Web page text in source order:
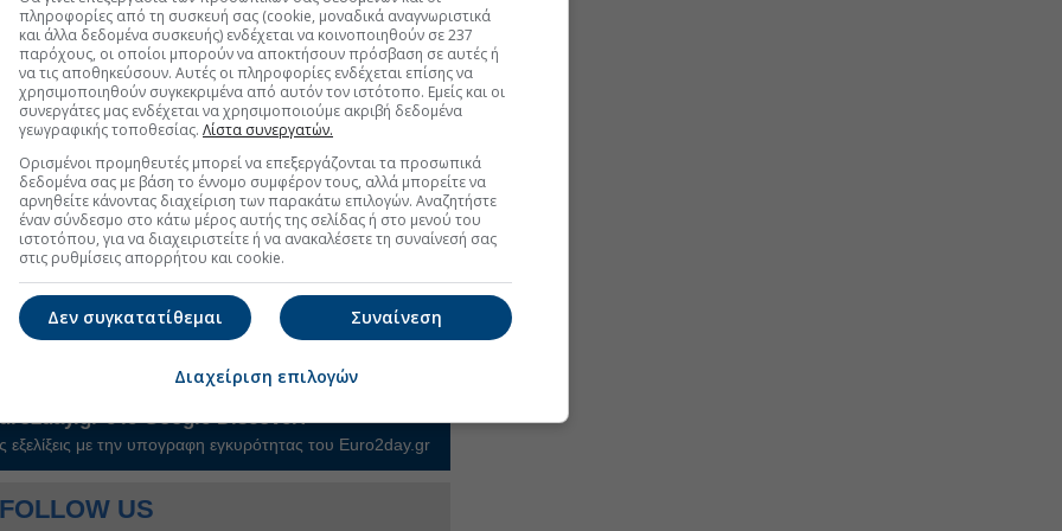
ότι η αποτελεσματική λειτουργία του μηχανισμού
για την επιτυχίατου νέου συστήματος και
οφείλουν να συμβάλουν σύμφωνα με τις υποχρεώσεις
για τη Διαχείριση του Ασύλου και της
της μετάβασης στο νέο καθεστώς, η Ευρωπαϊκή
με τα κράτη-μέλη και τους αρμόδιους ευρωπαϊκούς
η Υπηρεσία Ασύλου της Ευρωπαϊκής Ένωσης
η Europol και ο Οργανισμός Θεμελιωδών
έχει διαθέσει χρηματοδότηση ύψους 3
Συμφώνου και τη στήριξη της προσωρινής
από την Ουκρανία.
στοGoogle Discover!
εξελίξεις με την υπογραφη εγκυρότητας του Euro2day.gr
FOLLOW US
πληροφορίες από τη συσκευή σας (cookie, μοναδικά αναγνωριστικά
και άλλα δεδομένα συσκευής) ενδέχεται να κοινοποιηθούν σε 237
παρόχους, οι οποίοι μπορούν να αποκτήσουν πρόσβαση σε αυτές ή
να τις αποθηκεύσουν. Αυτές οι πληροφορίες ενδέχεται επίσης να
χρησιμοποιηθούν συγκεκριμένα από αυτόν τον ιστότοπο. Εμείς και οι
συνεργάτες μας ενδέχεται να χρησιμοποιούμε ακριβή δεδομένα
γεωγραφικής τοποθεσίας. Λίστα συνεργατών.
Ορισμένοι προμηθευτές μπορεί να επεξεργάζονται τα προσωπικά
δεδομένα σας με βάση το έννομο συμφέρον τους, αλλά μπορείτε να
αρνηθείτε κάνοντας διαχείριση των παρακάτω επιλογών. Αναζητήστε
έναν σύνδεσμο στο κάτω μέρος αυτής της σελίδας ή στο μενού του
ιστοτόπου, για να διαχειριστείτε ή να ανακαλέσετε τη συναίνεσή σας
στις ρυθμίσεις απορρήτου και cookie.
Συναίνεση
Δεν συγκατατίθεμαι
Διαχείριση επιλογών